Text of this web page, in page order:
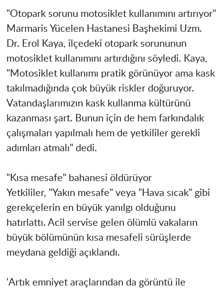
"Otopark sorunu motosiklet kullanımını artırıyor"
Marmaris Yücelen Hastanesi Başhekimi Uzm.
Dr. Erol Kaya, ilçedeki otopark sorununun
motosiklet kullanımını artırdığını söyledi. Kaya,
"Motosiklet kullanımı pratik görünüyor ama kask
takılmadığında çok büyük riskler doğuruyor.
Vatandaşlarımızın kask kullanma kültürünü
kazanması şart. Bunun için de hem farkındalık
çalışmaları yapılmalı hem de yetkililer gerekli
adımları atmalı" dedi.
"Kısa mesafe" bahanesi öldürüyor
Yetkililer, "Yakın mesafe" veya "Hava sıcak" gibi
gerekçelerin en büyük yanılgı olduğunu
hatırlattı. Acil servise gelen ölümlü vakaların
büyük bölümünün kısa mesafeli sürüşlerde
meydana geldiği açıklandı.
‘Artık emniyet araçlarından da görüntü ile